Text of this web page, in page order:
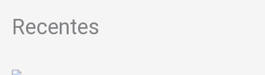
Recentes